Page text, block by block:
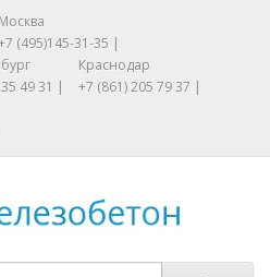
Москва
(495)145-31-35 |
49 31 |
Краснодар
+7 (861) 205 79 37 |